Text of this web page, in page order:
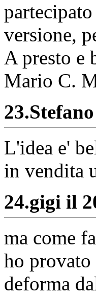
versione,
A presto e
Mario C.
23.
L'idea e'
in vendita
24.gigi il
ma come
ho provato
deforma